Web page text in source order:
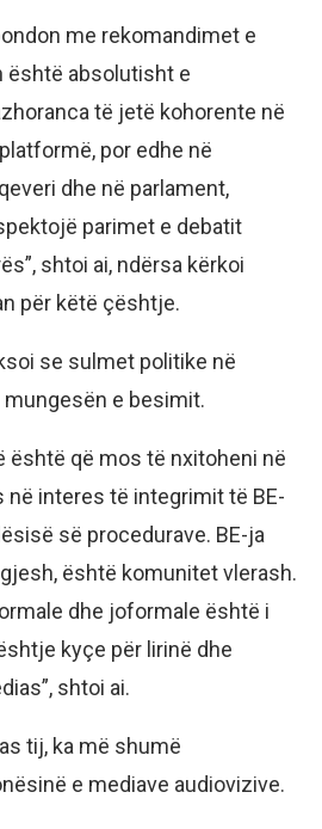
me rekomandimet e
është absolutisht e
të jetë kohorente në
por edhe në
dhe në parlament,
parimet e debatit
shtoi ai, ndërsa kërkoi
për këtë çështje.
se sulmet politike në
e besimit.
është që mos të nxitoheni në
interes të integrimit të BE-
së procedurave. BE-ja
është komunitet vlerash.
dhe joformale është i
kyçe për lirinë dhe
shtoi ai.
tij, ka më shumë
e mediave audiovizive.